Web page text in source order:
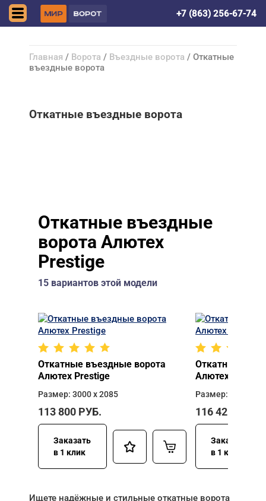
+7 (863) 256-67-74
Главная / Ворота / Въездные ворота / Откатные
въездные ворота
Откатные въездные ворота
Откатные въездные
ворота Алютех
Prestige
15 вариантов этой модели
Откатные въездные ворота
Алютех Prestige
Размер: 3000 х 2085
113 800 РУБ.
Заказать
в 1 клик
Откатные
Алютех
Размер: 3000 х
116 425
Заказать
в 1 клик
Ищете надёжные и стильные откатные ворота